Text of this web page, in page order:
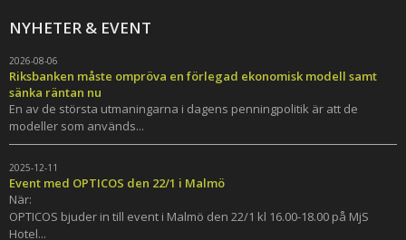
NYHETER & EVENT
2026-08-06
Riksbanken måste ompröva en förlegad ekonomisk modell samt
sänka räntan nu
En av de största utmaningarna i dagens penningpolitik är att de
modeller som används...
2025-12-11
Event med OPTICOS den 22/1 i Malmö
När:
OPTICOS bjuder in till event i Malmö den 22/1 kl 16.00-18.00 på MjS
Hotel...